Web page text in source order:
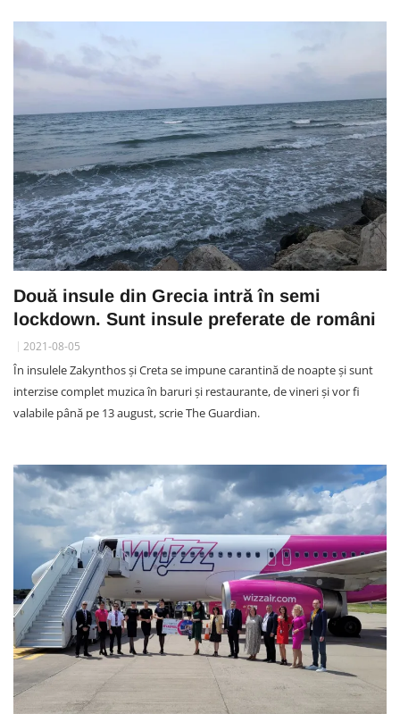
Două insule din Grecia intră în semi
lockdown. Sunt insule preferate de români
2021-08-05
În insulele Zakynthos și Creta se impune carantină de noapte și sunt
interzise complet muzica în baruri și restaurante, de vineri și vor fi
valabile până pe 13 august, scrie The Guardian.